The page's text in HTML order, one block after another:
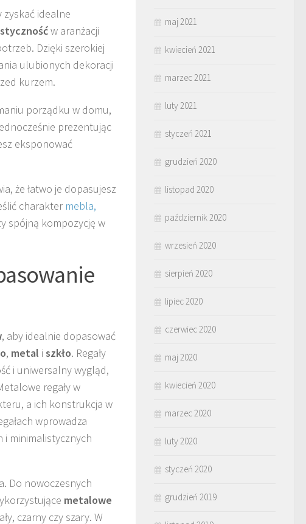
zyskać idealne
w aranżacji
Dzięki szerokiej
ulubionych dekoracji
kurzem.
porządku w domu,
prezentując
eksponować
że łatwo je dopasujesz
charakter mebla,
spójną kompozycję w
, aby idealnie dopasować
, metal i szkło. Regały
i uniwersalny wygląd,
regały w
a ich konstrukcja w
wprowadza
i minimalistycznych
Do nowoczesnych
metalowe
czarny czy szary. W
maj 2021
kwiecień 2021
marzec 2021
luty 2021
styczeń 2021
grudzień 2020
listopad 2020
październik 2020
wrzesień 2020
sierpień 2020
lipiec 2020
czerwiec 2020
maj 2020
kwiecień 2020
marzec 2020
luty 2020
styczeń 2020
grudzień 2019